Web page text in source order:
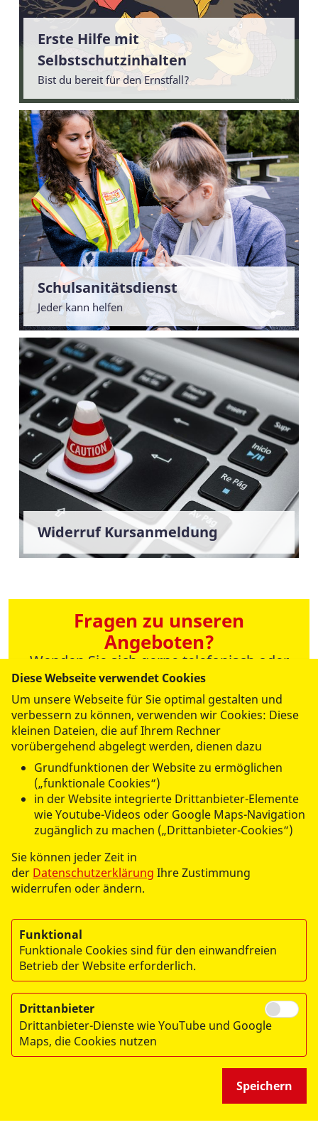
Erste Hilfe mit
Selbstschutzinhalten
Bist du bereit für den Ernstfall?
Schulsanitätsdienst
Jeder kann helfen
Widerruf Kursanmeldung
Fragen zu unseren
Angeboten?
Wenden Sie sich gerne telefonisch oder
per Mail an die Verwaltung!
Monika Knospe
Erste Hilfe und Breitenausbildung
Tel.:08272/60910-0
info@asb-wertingen.de
Diese Webseite verwendet Cookies
Um unsere Webseite für Sie optimal gestalten und
verbessern zu können, verwenden wir Cookies: Diese
kleinen Dateien, die auf Ihrem Rechner
vorübergehend abgelegt werden, dienen dazu
Grundfunktionen der Website zu ermöglichen
(„funktionale Cookies“)
in der Website integrierte Drittanbieter-Elemente
wie Youtube-Videos oder Google Maps-Navigation
zugänglich zu machen („Drittanbieter-Cookies“)
Sie können jeder Zeit in
der Datenschutzerklärung Ihre Zustimmung
widerrufen oder ändern.
Funktional
Funktionale Cookies sind für den einwandfreien
Betrieb der Website erforderlich.
Drittanbieter
Drittanbieter-Dienste wie YouTube und Google
Maps, die Cookies nutzen
Speichern